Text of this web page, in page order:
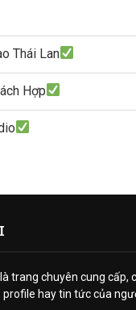
Thái Lan
Hợp
trang chuyên cung cấp,
hay tin tức của